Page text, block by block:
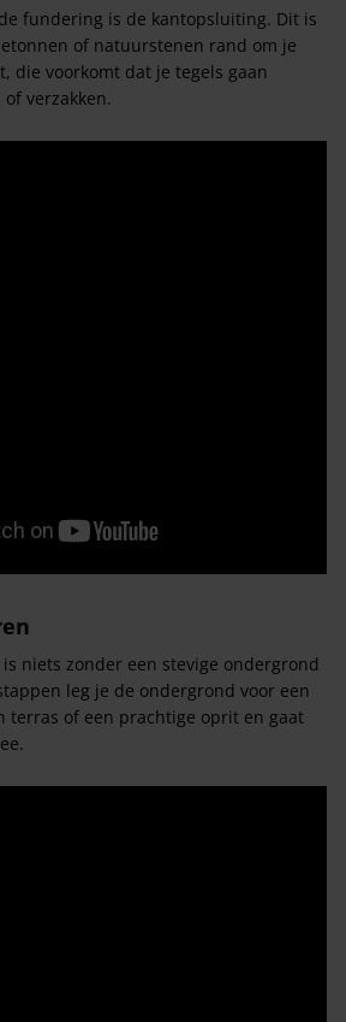
fundering is de kantopsluiting. Dit is
of natuurstenen rand om je
die voorkomt dat je tegels gaan
verzakken.
niets zonder een stevige ondergrond
leg je de ondergrond voor een
terras of een prachtige oprit en gaat